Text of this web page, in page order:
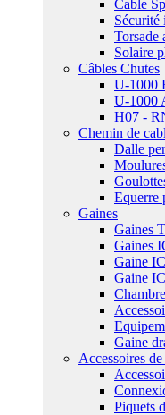
Cable
Sécurité
Torsade
Solaire
Câbles Chutes
U-1000
U-1000
H07 -
Chemin de
Dalle
Equerre
Gaines
Gaines
Gaines
Gaine
Gaine
Gaine
Accessoires
Piquets